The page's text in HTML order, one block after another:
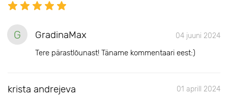
G GradinaMax 04 juuni 2024
Tere pärastlõunast! Täname kommentaari eest:)
krista andrejeva 01 aprill 2024